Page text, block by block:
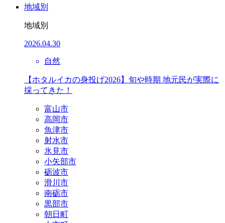
地域別
地域別
2026.04.30
自然
【ホタルイカの身投げ2026】旬や時期 地元民が実際に
採ってきた！
富山市
高岡市
魚津市
射水市
氷見市
小矢部市
砺波市
滑川市
南砺市
黒部市
朝日町